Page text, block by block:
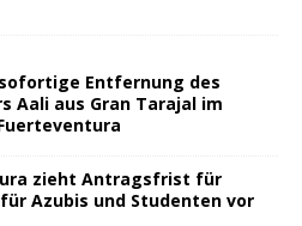
Entfernung des
Aali aus Gran Tarajal im
zieht Antragsfrist für
Azubis und Studenten vor